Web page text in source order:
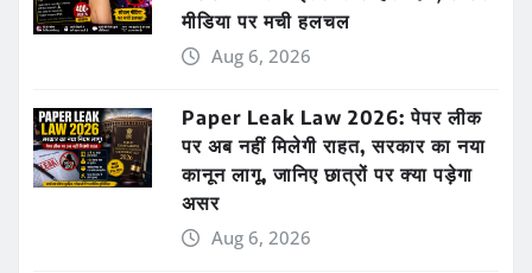
मीडिया पर मची हलचल
Aug 6, 2026
Paper Leak Law 2026: पेपर लीक
पर अब नहीं मिलेगी राहत, सरकार का नया
कानून लागू, जानिए छात्रों पर क्या पड़ेगा
असर
Aug 6, 2026